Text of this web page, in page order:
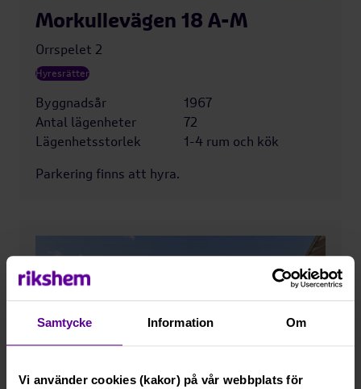
Samtycke Information Om
Vi använder cookies (kakor) på vår webbplats för
Morkullevägen 18 A-M
Orrspelet 2
Hyresrätter
Byggnadsår
1967
Antal lägenheter
72
Lägenhetsstorlek
1-4 rum och kök
Parkering finns att hyra.